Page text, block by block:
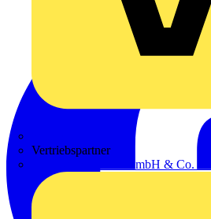
Vertriebspartner
Adalbert Zajadacz GmbH & Co. KG